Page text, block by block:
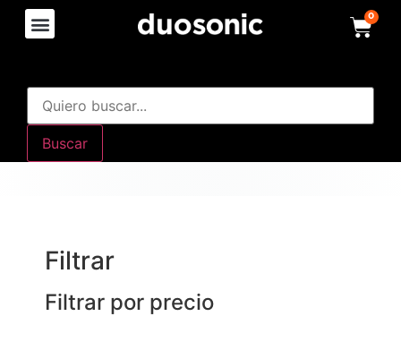
0
Buscar
Filtrar
Filtrar por precio